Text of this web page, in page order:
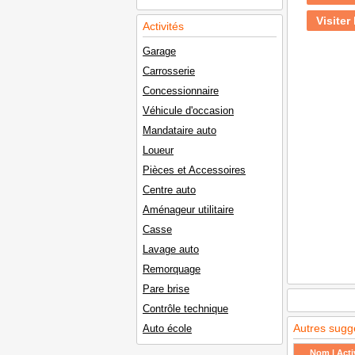
Activités
Garage
Carrosserie
Concessionnaire
Véhicule d'occasion
Mandataire auto
Loueur
Pièces et Accessoires
Centre auto
Aménageur utilitaire
Casse
Lavage auto
Remorquage
Pare brise
Contrôle technique
Auto école
Visiter
Autres
Nom |